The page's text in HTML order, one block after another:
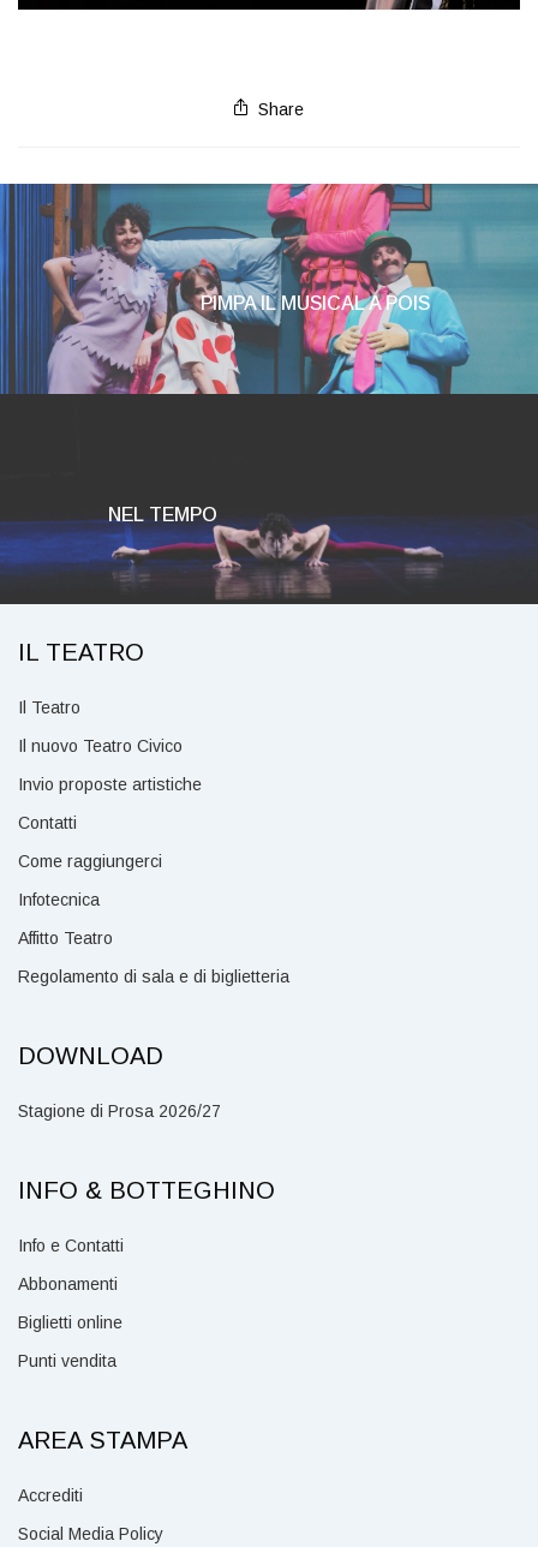
Share
PIMPA IL MUSICAL A POIS
NEL TEMPO
IL TEATRO
Il Teatro
Il nuovo Teatro Civico
Invio proposte artistiche
Contatti
Come raggiungerci
Infotecnica
Affitto Teatro
Regolamento di sala e di biglietteria
DOWNLOAD
Stagione di Prosa 2026/27
INFO & BOTTEGHINO
Info e Contatti
Abbonamenti
Biglietti online
Punti vendita
AREA STAMPA
Accrediti
Social Media Policy